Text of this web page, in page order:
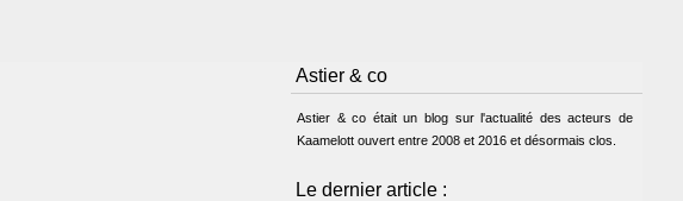
Astier & co
Astier & co était un blog sur l'actualité des acteurs de
Kaamelott ouvert entre 2008 et 2016 et désormais clos.
Le dernier article :